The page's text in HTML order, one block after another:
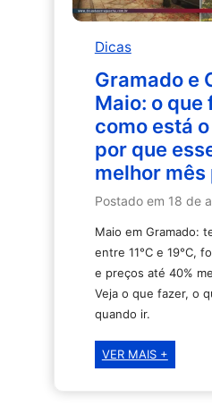
e
melhor
Dicas
Gramado e
Maio: o que
como está
por que
melhor mês
Postado em 18 de
Maio em Gramado:
entre 11°C e 19°C,
e preços até 40%
Veja o que fazer, o
quando ir.
VER MAIS +Gramado
Canela